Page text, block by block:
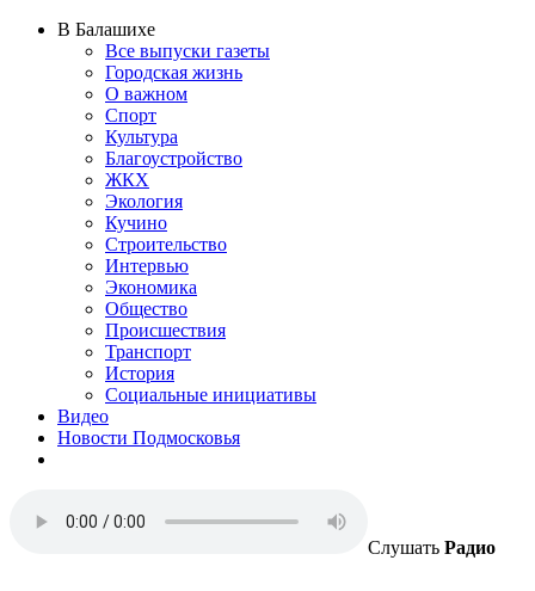
В Балашихе
Все выпуски газеты
Городская жизнь
О важном
Спорт
Культура
Благоустройство
ЖКХ
Экология
Кучино
Строительство
Интервью
Экономика
Общество
Происшествия
Транспорт
История
Социальные инициативы
Видео
Новости Подмосковья
Слушать Радио